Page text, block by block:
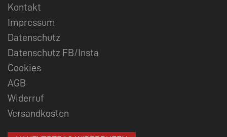
Kontakt
Impressum
Datenschutz
Datenschutz FB/Insta
Cookies
AGB
Widerruf
Versandkosten